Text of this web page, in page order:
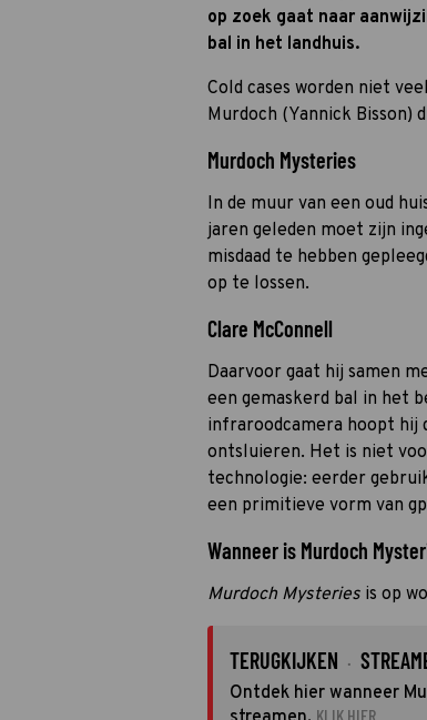
op zoek gaat naar
bal in het landhuis.
Cold cases worden niet
Murdoch (Yannick Bisson)
Murdoch Mysteries
In de muur van een oud
jaren geleden moet zijn
misdaad te hebben
op te lossen.
Clare McConnell
Daarvoor gaat hij samen
een gemaskerd bal in het
infraroodcamera hoopt hij
ontsluieren. Het is niet
technologie: eerder
een primitieve vorm van
Wanneer is Murdoch
Murdoch Mysteries is op
TERUGKIJKEN ·
Ontdek hier wanneer
KLIK HIER